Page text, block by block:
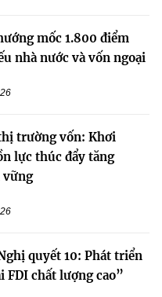
mốc 1.800 điểm
nhà nước và vốn ngoại
trường vốn: Khơi
lực thúc đẩy tăng
vững
quyết 10: Phát triển
FDI chất lượng cao”